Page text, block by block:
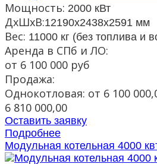
Мощность: 2000 кВт
ДxШxВ:12190x2438x2591 мм
Вес: 11000 кг (без топлива и
Аренда в СПб и ЛО:
от 6 100 000 руб
Продажа:
Однокотловая: от 6 100
6 810 000,00
Оставить заявку
Подробнее
Модульная котельная 4000